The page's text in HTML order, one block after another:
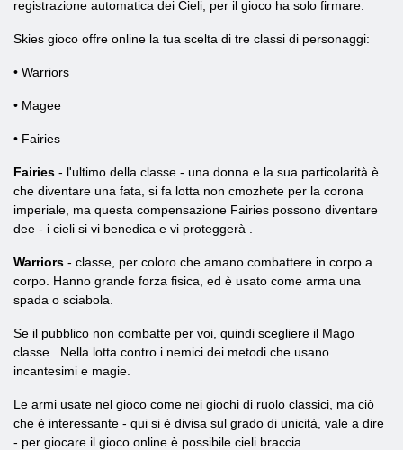
registrazione automatica dei Cieli, per il gioco ha solo firmare.
Skies gioco offre online la tua scelta di tre classi di personaggi:
• Warriors
• Magee
• Fairies
Fairies - l'ultimo della classe - una donna e la sua particolarità è
che diventare una fata, si fa lotta non cmozhete per la corona
imperiale, ma questa compensazione Fairies possono diventare
dee - i cieli si vi benedica e vi proteggerà .
Warriors - classe, per coloro che amano combattere in corpo a
corpo. Hanno grande forza fisica, ed è usato come arma una
spada o sciabola.
Se il pubblico non combatte per voi, quindi scegliere il Mago
classe
. Nella lotta contro i nemici dei metodi che usano
incantesimi e magie.
Le armi usate nel gioco come nei giochi di ruolo classici, ma ciò
che è interessante - qui si è divisa sul grado di unicità, vale a dire
- per giocare il gioco online è possibile cieli braccia